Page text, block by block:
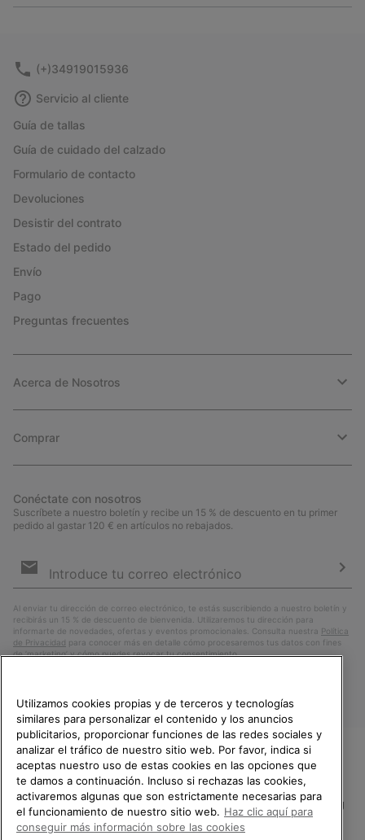
or
(+)34919015936
Servicio al cliente
Guía de tallas
Guía de cuidado del calzado
Formulario de contacto
Devoluciones
Desistir del contrato
Estado del pedido
Envío
Pago
Preguntas frecuentes
Acerca de Nosotros
Comprar
Conéctate con nosotros
Suscríbete a nuestro boletín y recibe un 15 % de descuento en tu primer
pedido al gastar 120 € en artículos no rebajados.
de
Al enviar tu dirección de correo electrónico, te estás suscribiendo a nuestro boletín y
recibirás un 15 % de descuento de bienvenida. Utilizaremos tu dirección para
informarte de novedades, ofertas y eventos promocionales. Consulta nuestra Política
de Privacidad para conocer más en detalle cómo procesaremos tus datos con fines
de ’marketing’ y cómo puedes revocar tu consentimiento.
España
TE DAMOS LA BIENVENIDA A
SOREL.
POR FAVOR, SELECCIONA TU
PAÍS.
Utilizamos cookies propias y de terceros y tecnologías
similares para personalizar el contenido y los anuncios
publicitarios, proporcionar funciones de las redes sociales y
analizar el tráfico de nuestro sitio web. Por favor, indica si
aceptas nuestro uso de estas cookies en las opciones que
te damos a continuación. Incluso si rechazas las cookies,
activaremos algunas que son estrictamente necesarias para
el funcionamiento de nuestro sitio web. Haz clic aquí para
conseguir más información sobre las cookies